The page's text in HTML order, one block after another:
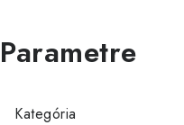
Kategória